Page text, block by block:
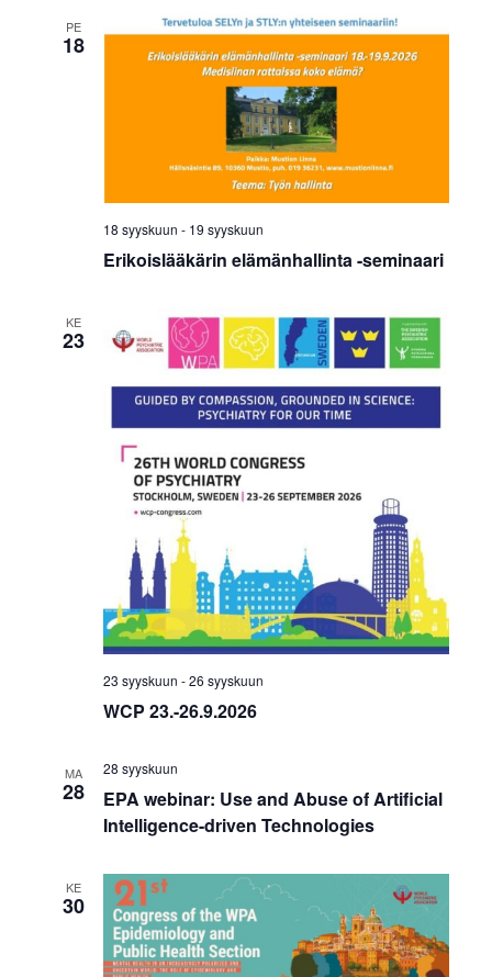
PE
18
Erikoislääkärin elämänhallinta -seminaari
18 syyskuun - 19 syyskuun
KE
23
WCP 23.-26.9.2026
23 syyskuun -26 syyskuun
MA
28
EPA webinar: Use and Abuse of Artificial
Intelligence-driven Technologies
28 syyskuun
KE
30